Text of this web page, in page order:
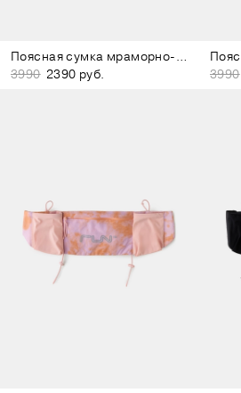
Поясная сумка мраморно-белая
3990 2390 руб.
3990